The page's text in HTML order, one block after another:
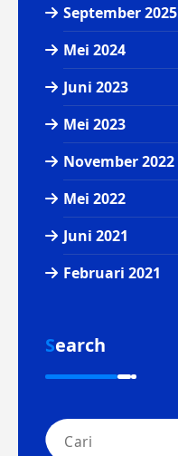
September 2025
Mei 2024
Juni 2023
Mei 2023
November 2022
Mei 2022
Juni 2021
Februari 2021
Search
Pencarian
untuk: